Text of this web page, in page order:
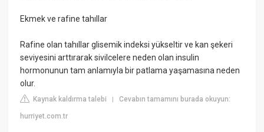
Ekmek ve rafine tahıllar
Rafine olan tahıllar glisemik indeksi yükseltir ve kan şekeri
seviyesini arttırarak sivilcelere neden olan insulin
hormonunun tam anlamıyla bir patlama yaşamasına neden
olur.
Kaynak kaldırma talebi |Cevabın tamamını burada okuyun:
hurriyet.com.tr